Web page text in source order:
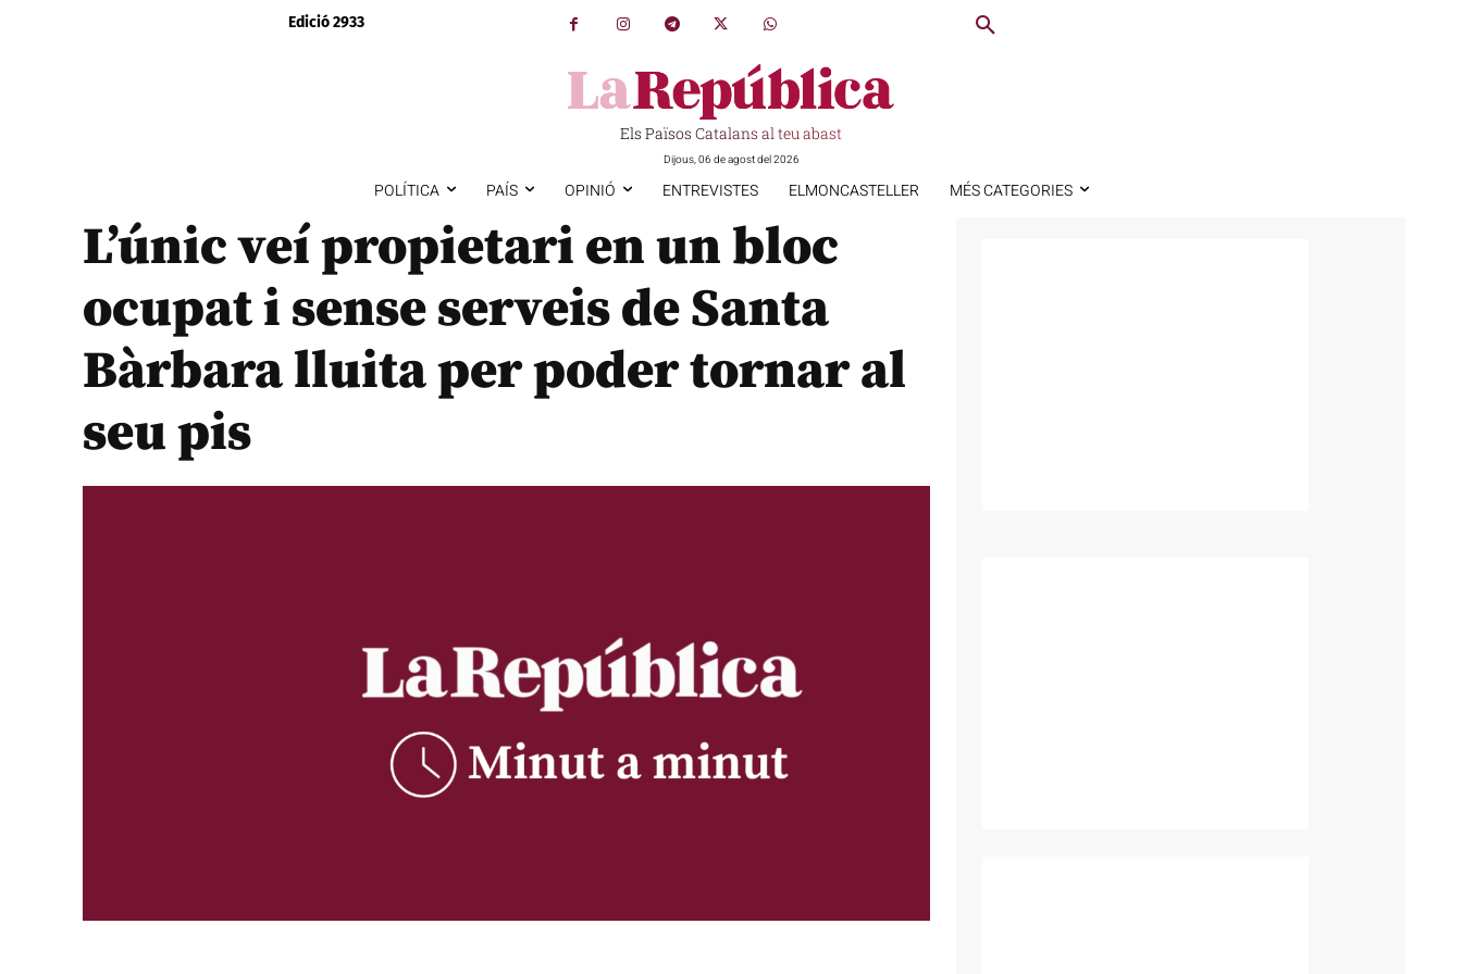
Edició 2933
Els Països Catalans al teu abast
Dijous, 06 de agost del 2026
POLÍTICA PAÍS OPINIÓ ENTREVISTES ELMONCASTELLER MÉS CATEGORIES
L’únic veí propietari en un bloc
ocupat i sense serveis de Santa
Bàrbara lluita per poder tornar al
seu pis